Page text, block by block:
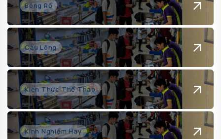
Bóng Rổ
Cầu Lông
Kiến Thức Thể Thao
Kinh Nghiệm Hay